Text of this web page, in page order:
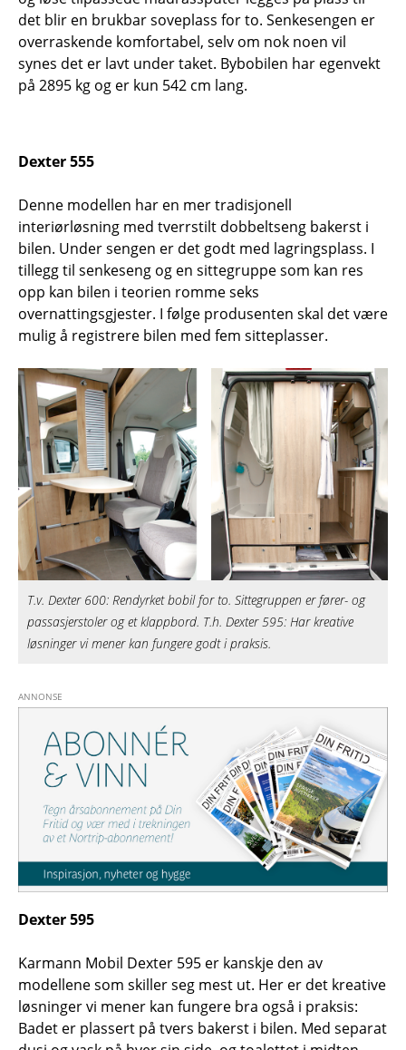
det blir en brukbar soveplass for to. Senkesengen er
overraskende komfortabel, selv om nok noen vil
synes det er lavt under taket. Bybobilen har egenvekt
på 2895 kg og er kun 542 cm lang.
Dexter 555
Denne modellen har en mer tradisjonell
interiørløsning med tverrstilt dobbeltseng bakerst i
bilen. Under sengen er det godt med lagringsplass. I
tillegg til senkeseng og en sittegruppe som kan res
opp kan bilen i teorien romme seks
overnattingsgjester. I følge produsenten skal det være
mulig å registrere bilen med fem sitteplasser.
T.v. Dexter 600: Rendyrket bobil for to. Sittegruppen er fører- og
passasjerstoler og et klappbord. T.h. Dexter 595: Har kreative
løsninger vi mener kan fungere godt i praksis.
Dexter 595
Karmann Mobil Dexter 595 er kanskje den av
modellene som skiller seg mest ut. Her er det kreative
løsninger vi mener kan fungere bra også i praksis:
Badet er plassert på tvers bakerst i bilen. Med separat